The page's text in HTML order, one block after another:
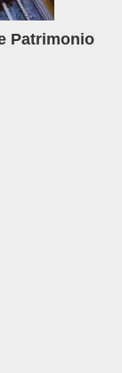
Patrimonio